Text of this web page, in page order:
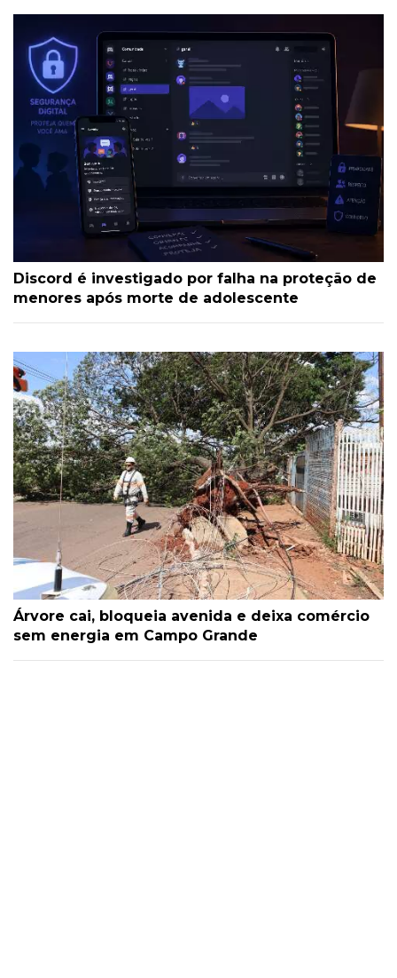
Discord é investigado por falha na proteção de
menores após morte de adolescente
Árvore cai, bloqueia avenida e deixa comércio
sem energia em Campo Grande